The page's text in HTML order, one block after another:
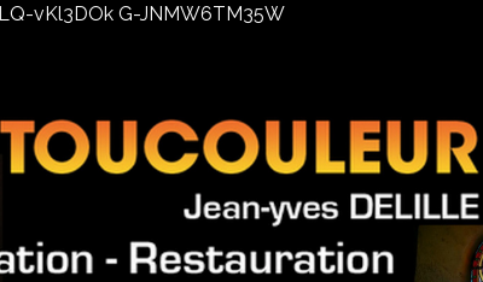
vKl3DOk G-JNMW6TM35W